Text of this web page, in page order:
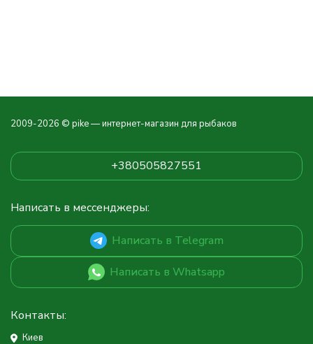
2009-2026 © pike — интернет-магазин для рыбаков
+380505827551
Написать в мессенджеры:
Написать в Telegram
Написать в Whatsapp
Контакты:
Киев